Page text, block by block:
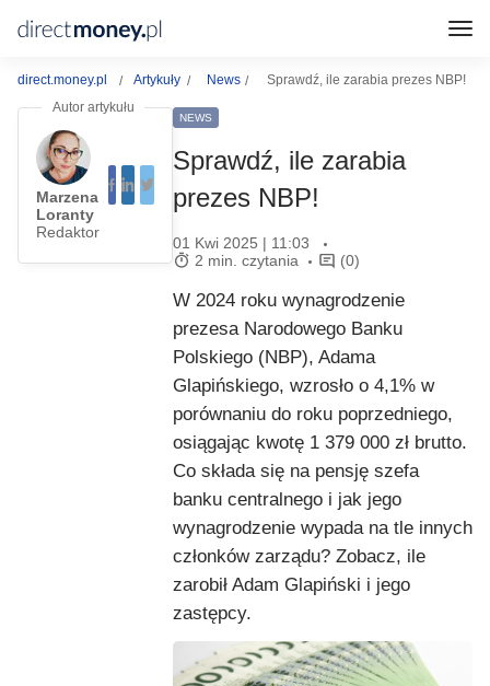
direct.money.pl Artykuły News Sprawdź, ile zarabia prezes NBP!
Marzena
Loranty
Redaktor
NEWS
Sprawdź, ile zarabia
prezes NBP!
01 Kwi 2025 | 11:03
2 min. czytania
(0)
W 2024 roku wynagrodzenie
prezesa Narodowego Banku
Polskiego (NBP), Adama
Glapińskiego, wzrosło o 4,1% w
porównaniu do roku poprzedniego,
osiągając kwotę 1 379 000 zł brutto.
Co składa się na pensję szefa
banku centralnego i jak jego
wynagrodzenie wypada na tle innych
członków zarządu? Zobacz, ile
zarobił Adam Glapiński i jego
zastępcy.